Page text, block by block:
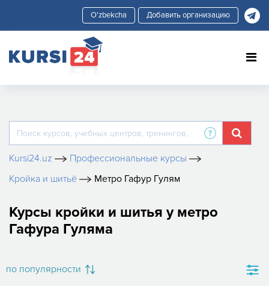
Добавить организацию
Kursi24.uz
Профессиональные курсы
Кройка и шитьё
Метро Гафур Гулям
Курсы кройки и шитья у метро
Гафура Гуляма
по популярности